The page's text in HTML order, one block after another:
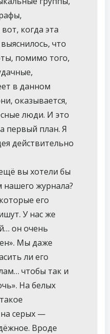
когда эта
что
помимо того,
в данном
оказывается,
люди. И это
первый план. Я
действительно
вы хотели бы
нашего журнала?
его
У нас же
он очень
Мы даже
ли его
чтобы так и
На белых
серых —
Вроде